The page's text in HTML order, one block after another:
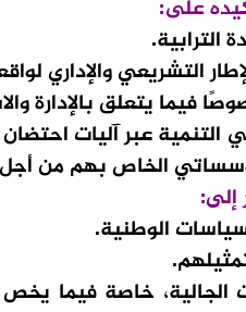
على:
الترابية.
التشريعي والإداري
فيما يتعلق بالإدارة
عبر آليات
الخاص بهم من أجل
إلى:
الوطنية.
خاصة فيما يخص